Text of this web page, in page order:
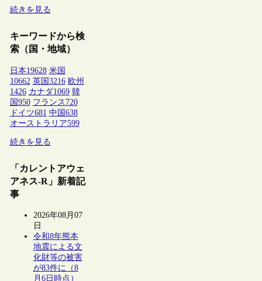
続きを見る
キーワードから検
索（国・地域）
日本19628 米国
10662 英国3216 欧州
1426 カナダ1069 韓
国950 フランス 720
ドイツ681 中国638
オーストラリア599
続きを見る
「カレントアウェ
アネス-R」新着記
事
2026年08月07
日
令和8年熊本
地震による文
化財等の被害
が83件に（8
月6日時点）